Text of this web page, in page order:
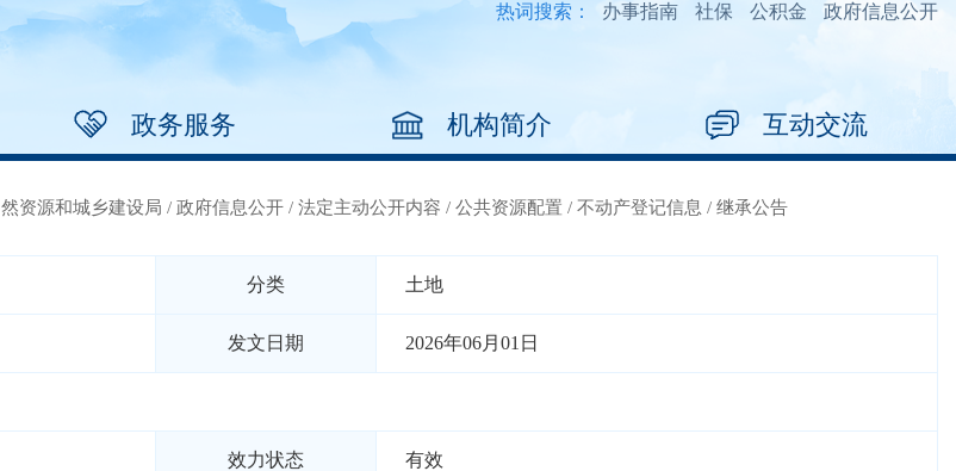
热词搜索： 办事指南 社保 公积金 政府信息公开
政务服务 机构简介 互动交流
资源和城乡建设局 / 政府信息公开 / 法定主动公开内容 / 公共资源配置 / 不动产登记信息 / 继承公告
分类 土地
发文日期 2026年06月01日
效力状态 有效